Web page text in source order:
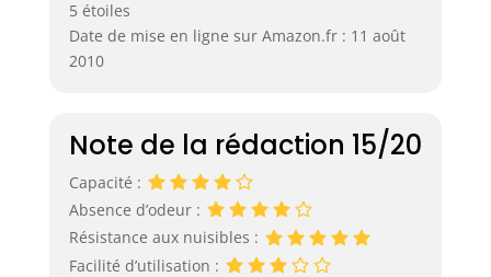
5 étoiles
Date de mise en ligne sur Amazon.fr : 11 août
2010
Note de la rédaction 15/20
Capacité :
Absence d’odeur :
Résistance aux nuisibles :
Facilité d’utilisation :